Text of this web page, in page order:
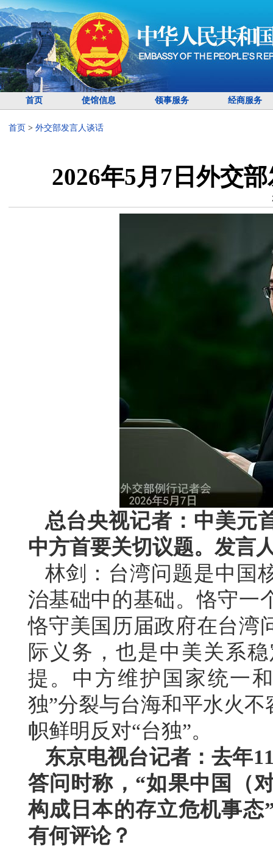
首页 使馆信息 领事服务 经商服务
首页 > 外交部发言人谈话
2026年5月7日外交
总台央视记者：中美元
中方首要关切议题。发言
林剑：台湾问题是中国
治基础中的基础。恪守一
恪守美国历届政府在台湾
际义务，也是中美关系
提。中方维护国家统一
独”分裂与台海和平水火
帜鲜明反对“台独”。
东京电视台记者：去年
答问时称，“如果中国（
构成日本的存立危机事
有何评论？